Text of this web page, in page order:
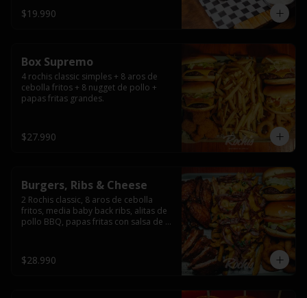
$19.990
Box Supremo
4 rochis classic simples + 8 aros de
cebolla fritos + 8 nugget de pollo +
papas fritas grandes.
$27.990
Burgers, Ribs & Cheese
2 Rochis classic, 8 aros de cebolla
fritos, media baby back ribs, alitas de
pollo BBQ, papas fritas con salsa de
$28.990